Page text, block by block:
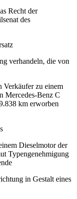
Recht der
des
verhandeln, die von
Verkäufer zu einem
Mercedes-Benz C
km erworben
Dieselmotor der
Typengenehmigung
in Gestalt eines